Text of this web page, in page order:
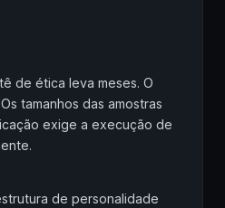
de ética leva meses. O
tamanhos das amostras
exige a execução de
de personalidade